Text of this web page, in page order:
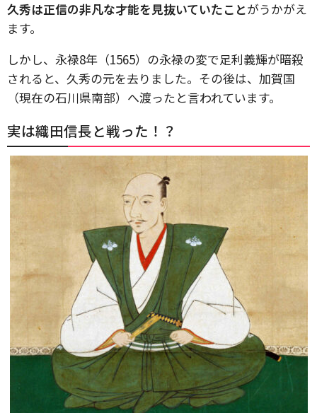
久秀は正信の非凡な才能を見抜いていたことがうかがえ
ます。
しかし、永禄8年（1565）の永禄の変で足利義輝が暗殺
されると、久秀の元を去りました。その後は、加賀国
（現在の石川県南部）へ渡ったと言われています。
実は織田信長と戦った！？